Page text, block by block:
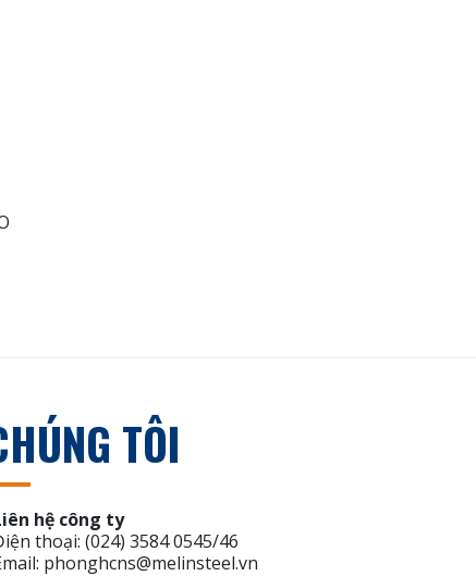
TÔI
hệ công ty
thoại: (024) 3584 0545/46
phonghcns@melinsteel.vn